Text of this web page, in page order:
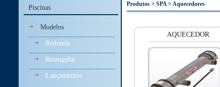
Piscinas
Modelos
Redonda
Retangular
Lançamentos
Produtos > SPA > Aquecedores
AQUECEDOR